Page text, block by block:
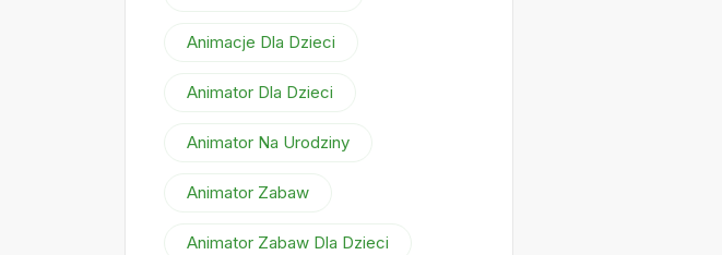
Animacje Dla Dzieci
Animator Dla Dzieci
Animator Na Urodziny
Animator Zabaw
Animator Zabaw Dla Dzieci